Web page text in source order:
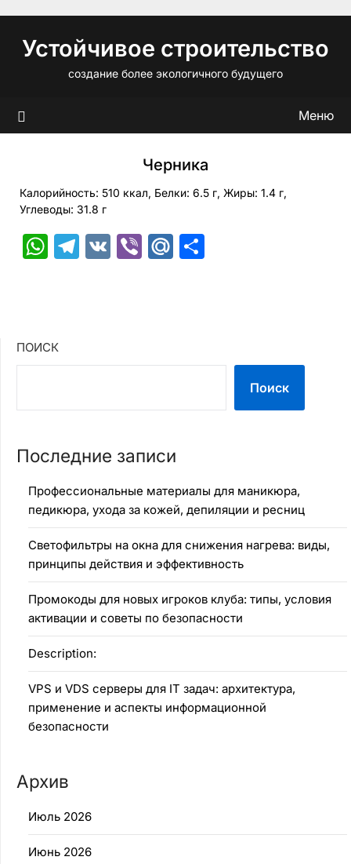
содержимому
Устойчивое строительство
создание более экологичного будущего
Меню
Черника
Калорийность: 510 ккал, Белки: 6.5 г, Жиры: 1.4 г,
Углеводы: 31.8 г
WhatsApp
Telegram
VK ViberMail.Ru
ПОИСК
Поиск
Последние записи
Профессиональные материалы для маникюра,
педикюра, ухода за кожей, депиляции и ресниц
Светофильтры на окна для снижения нагрева: виды,
принципы действия и эффективность
Промокоды для новых игроков клуба: типы, условия
активации и советы по безопасности
Description:
VPS и VDS серверы для IT задач: архитектура,
применение и аспекты информационной
безопасности
Архив
Июль 2026
Июнь 2026